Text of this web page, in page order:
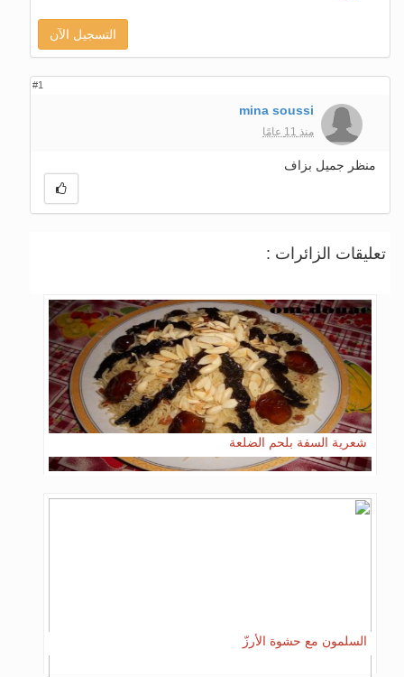
التسجيل الآن
#1
mina soussi
منذ 11 عامًا
منظر جميل بزاف
تعليقات الزائرات :
شعرية السفة بلحم الضلعة
السلمون مع حشوة الأرزّ